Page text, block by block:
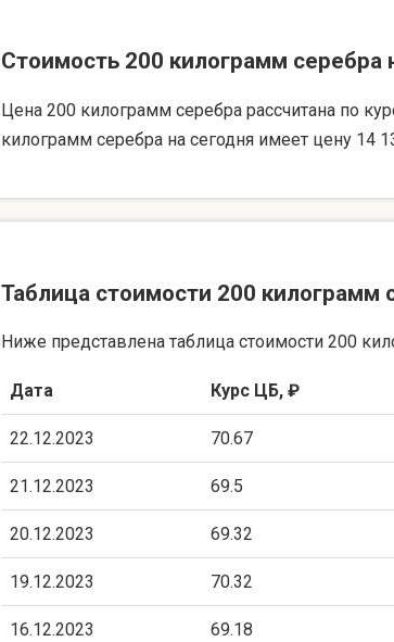
Стоимость 200 килограмм серебра
Цена 200 килограмм серебра рассчитана по
килограмм серебра на сегодня имеет цену 14
Таблица стоимости 200 килограмм
Ниже представлена таблица стоимости 200
Дата Курс ЦБ, ₽
22.12.2023 70.67
21.12.2023 69.5
20.12.2023 69.32
19.12.2023 70.32
16.12.2023 69.18